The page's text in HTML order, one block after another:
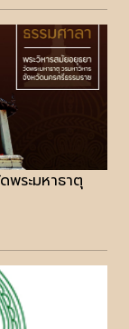
พระมหาธาตุ